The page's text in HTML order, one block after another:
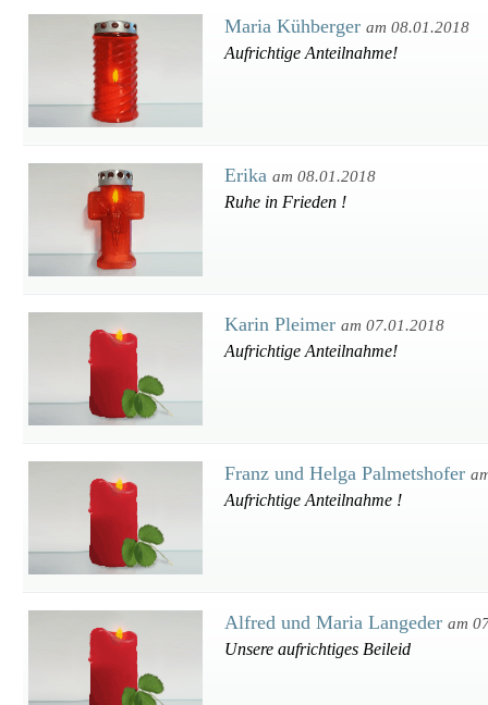
Maria Kühberger am 08.01.2018
Aufrichtige Anteilnahme!
Erika am 08.01.2018
Ruhe in Frieden !
Karin Pleimer am 07.01.2018
Aufrichtige Anteilnahme!
Franz und Helga Palmetshofer
Aufrichtige Anteilnahme !
Alfred und Maria Langeder am
Unsere aufrichtiges Beileid